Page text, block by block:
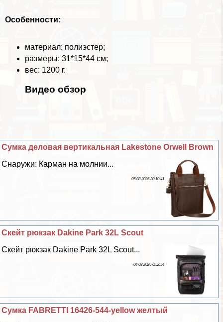
Особенности:
материал: полиэстер;
размеры: 31*15*44 см;
вес: 1200 г.
Видео обзор
Cумка деловая вертикальная Lakestone Orwell Brown
Снаружи: Карман на молнии...
05 08 2026 20:10:41
Скейт рюкзак Dakine Park 32L Scout
Скейт рюкзак Dakine Park 32L Scout...
04 08 2026 0:52:54
Сумка FABRETTI 16426-544-yellow желтый